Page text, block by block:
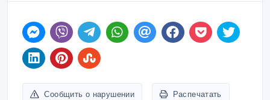
Сообщить о нарушении Распечатать